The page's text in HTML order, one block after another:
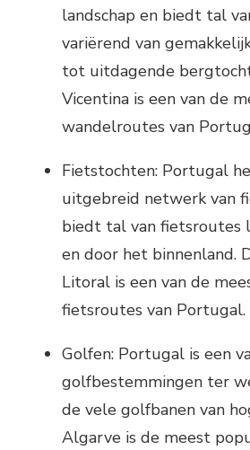
landschap en biedt tal
variërend van
tot uitdagende
Vicentina is een van de
wandelroutes van
Fietstochten: Portugal
uitgebreid netwerk van
biedt tal van fietsroutes
en door het binnenland.
Litoral is een van de
fietsroutes van Portugal.
Golfen: Portugal is een
golfbestemmingen ter
de vele golfbanen van
Algarve is de meest